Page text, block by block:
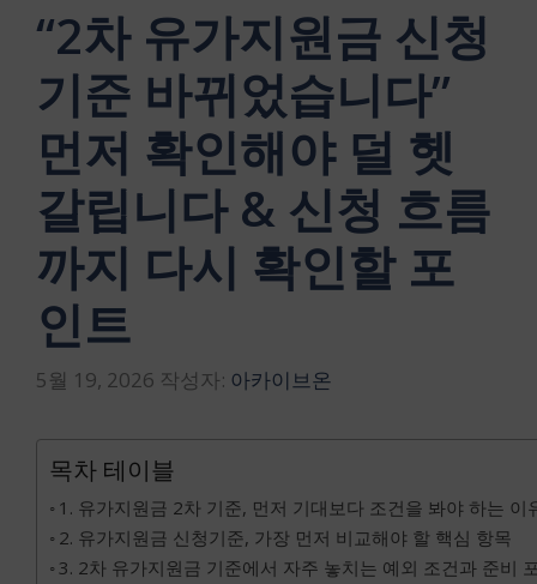
“2차 유가지원금 신청
기준 바뀌었습니다”
먼저 확인해야 덜 헷
갈립니다 & 신청 흐름
까지 다시 확인할 포
인트
5월 19, 2026 작성자: 아카이브온
목차 테이블
1. 유가지원금 2차 기준, 먼저 기대보다 조건을 봐야 하는 이
2. 유가지원금 신청기준, 가장 먼저 비교해야 할 핵심 항목
3. 2차 유가지원금 기준에서 자주 놓치는 예외 조건과 준비